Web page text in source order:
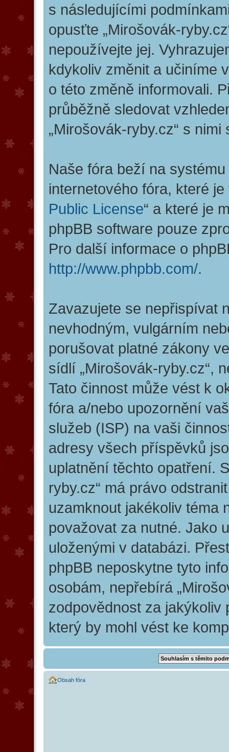
s následujícími
opusťte „Mirošovák-
nepoužívejte jej.
kdykoliv změnit a učiníme
o této změně informovali.
průběžně sledovat
„Mirošovák-ryby.cz“ s nimi
Naše fóra beží na
internetového fóra, které
Public License“ a které je
phpBB software pouze
Pro další informace o
http://www.phpbb.com/.
Zavazujete se nepřispívat
nevhodným, vulgárním
porušovat platné zákony
sídlí „Mirošovák-ryby.cz“,
Tato činnost může vést k
fóra a/nebo upozornění
služeb (ISP) na vaši
adresy všech příspěvků
uplatnění těchto opatření.
ryby.cz“ má právo
uzamknout jakékoliv téma
považovat za nutné. Jako
uloženými v databázi.
phpBB neposkytne tyto
osobám, nepřebírá
zodpovědnost za
který by mohl vést ke
Obsah fóra